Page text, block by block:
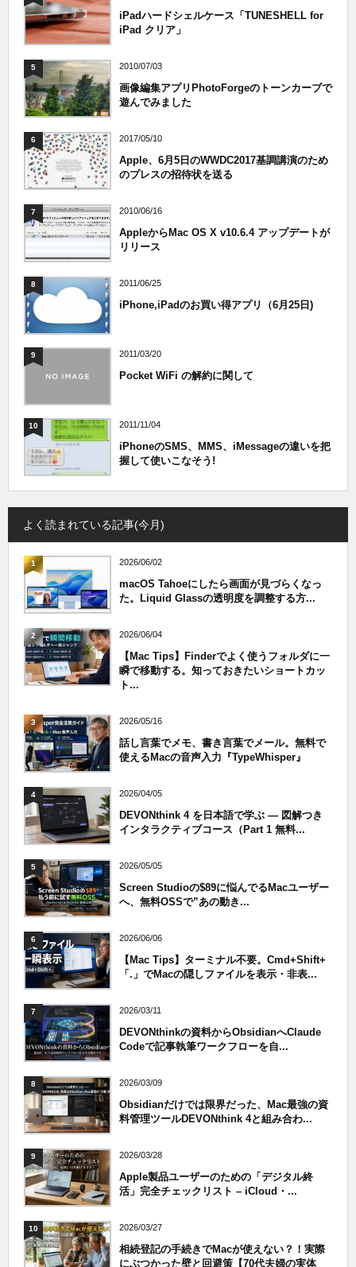
iPadハードシェルケース「TUNESHELL for
iPad クリア」
5 2010/07/03
画像編集アプリPhotoForgeのトーンカーブで
遊んでみました
6 2017/05/10
Apple、6月5日のWWDC2017基調講演のため
のプレスの招待状を送る
7 2010/06/16
AppleからMac OS X v10.6.4 アップデートが
リリース
8 2011/06/25
iPhone,iPadのお買い得アプリ（6月25日)
9 2011/03/20
Pocket WiFi の解約に関して
10 2011/11/04
iPhoneのSMS、MMS、iMessageの違いを把
握して使いこなそう!
よく読まれている記事(今月)
1 2026/06/02
macOS Tahoeにしたら画面が見づらくなっ
た。Liquid Glassの透明度を調整する方...
2 2026/06/04
【Mac Tips】Finderでよく使うフォルダに一
瞬で移動する。知っておきたいショートカッ
ト...
3 2026/05/16
話し言葉でメモ、書き言葉でメール。無料で
使えるMacの音声入力『TypeWhisper』
4 2026/04/05
DEVONthink 4 を日本語で学ぶ — 図解つき
インタラクティブコース（Part 1 無料...
5 2026/05/05
Screen Studioの$89に悩んでるMacユーザー
へ、無料OSSで”あの動き...
6 2026/06/06
【Mac Tips】ターミナル不要。Cmd+Shift+
「.」でMacの隠しファイルを表示・非表...
7 2026/03/11
DEVONthinkの資料からObsidianへClaude
Codeで記事執筆ワークフローを自...
8 2026/03/09
Obsidianだけでは限界だった、Mac最強の資
料管理ツールDEVONthink 4と組み合わ...
9 2026/03/28
Apple製品ユーザーのための「デジタル終
活」完全チェックリスト – iCloud・...
10 2026/03/27
相続登記の手続きでMacが使えない？！実際
にぶつかった壁と回避策【70代夫婦の実体